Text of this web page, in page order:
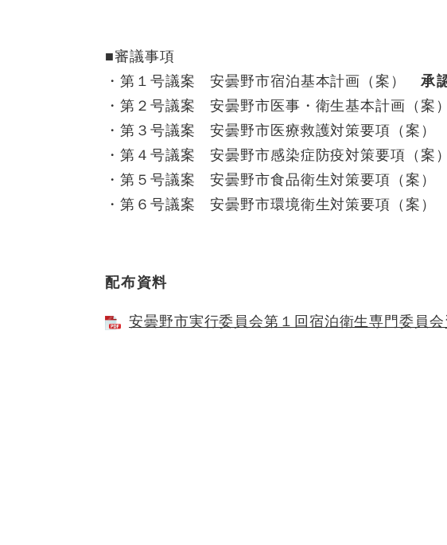
■審議事項
・第１号議案 安曇野市宿泊基本計画（案） 承
・第２号議案 安曇野市医事・衛生基本計画（案
・第３号議案 安曇野市医療救護対策要項（案）
・第４号議案 安曇野市感染症防疫対策要項（案）
・第５号議案 安曇野市食品衛生対策要項（案）
・第６号議案 安曇野市環境衛生対策要項（案）
配布資料
安曇野市実行委員会第１回宿泊衛生専門委員